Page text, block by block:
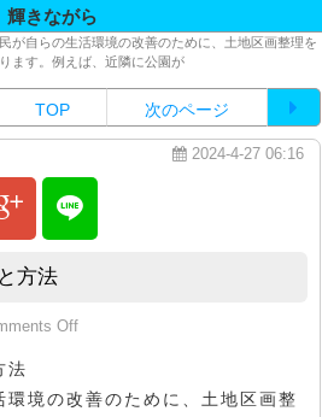
輝きながら
が自らの生活環境の改善のために、土地区画整理を
ます。例えば、近隣に公園が
TOP 次のページ
2024-4-27 06:16
方法
Offon 土地区画整理の目的と方法
法
境の改善のために、土地区画整